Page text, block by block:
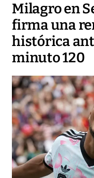
Milagro en
firma una
histórica
minuto 120